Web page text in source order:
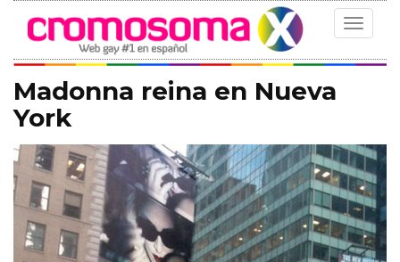
Toggle
Madonna reina en Nueva
York